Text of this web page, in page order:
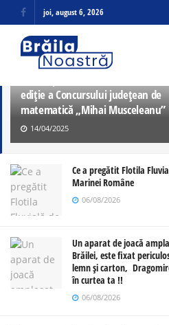
ULTIMELE TRENDING
ediție a Concursului județean de
matematică „Mihai Musceleanu”
14/04/2025
Ce a pregătit Flotila
Marinei Române
06/08/2026
Un aparat de joacă
Brăilei, este fixat
lemn și carton,
în curtea ta !!
06/08/2026
joi, august 6, 2026